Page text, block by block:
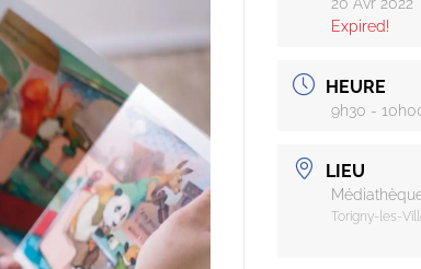
Expired!
HEURE
9h30 -
LIEU
Torigny-les-